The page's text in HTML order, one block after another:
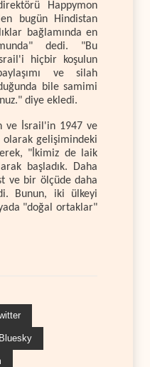
Happymon
bugün Hindistan
bağlamında en
dedi. "Bu
hiçbir koşulun
ve silah
bile samimi
diye ekledi.
ve İsrail'in 1947 ve
olarak gelişimindeki
"İkimiz de laik
başladık. Daha
ve bir ölçüde daha
Bunun, iki ülkeyi
"doğal ortaklar"
Bluesky